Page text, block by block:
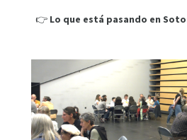
👉 Lo que está pasando en